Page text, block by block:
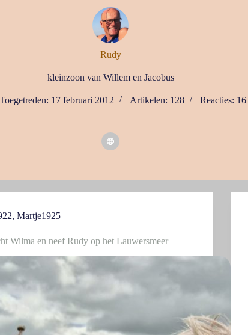
Rudy
kleinzoon van Willem en Jacobus
Toegetreden: 17 februari 2012 Artikelen: 128 Reacties: 16
, Martje1925
Wilma en neef Rudy op het Lauwersmeer